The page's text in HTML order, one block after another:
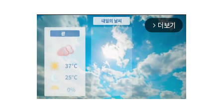
arrow_forward_ios 더보기